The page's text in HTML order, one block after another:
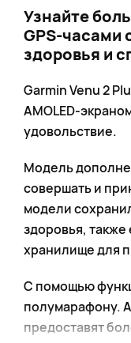
Узнайте
GPS-часами
здоровья и
Garmin Venu 2
AMOLED-
удовольствие.
Модель
совершать и
модели
здоровья,
хранилище для
С помощью
полумарафону.
предоставят